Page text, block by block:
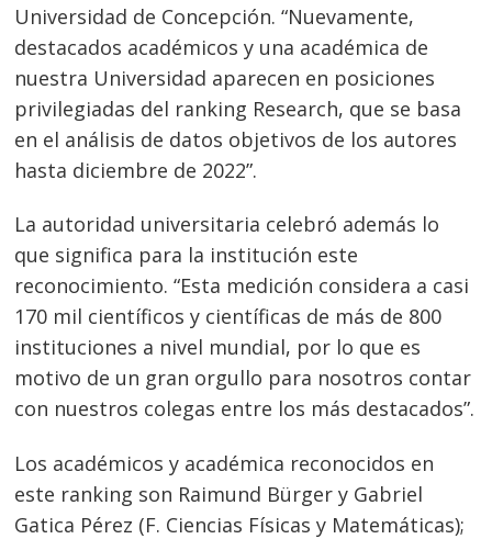
Universidad de Concepción. “Nuevamente,
destacados académicos y una académica de
nuestra Universidad aparecen en posiciones
privilegiadas del ranking Research, que se basa
en el análisis de datos objetivos de los autores
hasta diciembre de 2022”.
La autoridad universitaria celebró además lo
que significa para la institución este
reconocimiento. “Esta medición considera a casi
170 mil científicos y científicas de más de 800
instituciones a nivel mundial, por lo que es
motivo de un gran orgullo para nosotros contar
con nuestros colegas entre los más destacados”.
Los académicos y académica reconocidos en
este ranking son Raimund Bürger y Gabriel
Gatica Pérez (F. Ciencias Físicas y Matemáticas);